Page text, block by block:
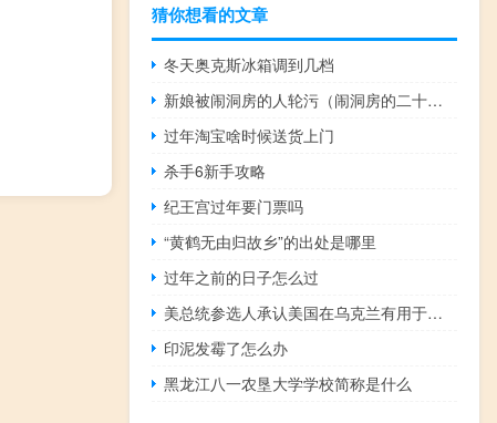
猜你想看的文章
冬天奥克斯冰箱调到几档
新娘被闹洞房的人轮污（闹洞房的二十个招式看完你就崩塌）
过年淘宝啥时候送货上门
杀手6新手攻略
纪王宫过年要门票吗
“黄鹤无由归故乡”的出处是哪里
过年之前的日子怎么过
美总统参选人承认美国在乌克兰有用于开发生物武器的生物实验室
印泥发霉了怎么办
黑龙江八一农垦大学学校简称是什么